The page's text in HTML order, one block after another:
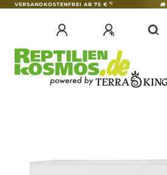
VERSANDKOSTENFREI AB 75 € 1)